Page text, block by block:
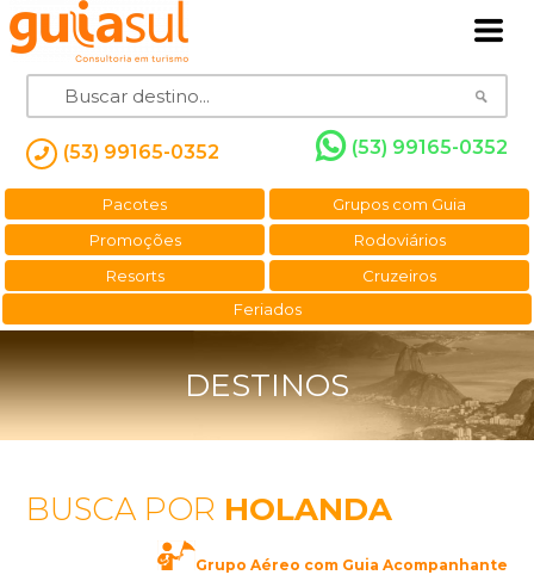
(53) 99165-0352 (53) 99165-0352
Pacotes
Grupos com Guia
Promoções
Rodoviários
Resorts
Cruzeiros
Feriados
DESTINOS
BUSCA POR HOLANDA
Grupo Aéreo com Guia Acompanhante